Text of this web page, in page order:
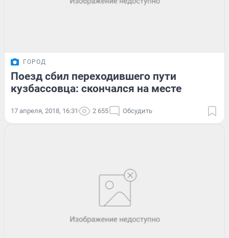
ГОРОД
Поезд сбил переходившего пути
кузбассовца: скончался на месте
17 апреля, 2018, 16:31 2 655 Обсудить